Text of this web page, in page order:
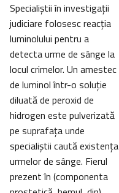
Specialiştii în investigaţii
judiciare folosesc reacţia
luminolului pentru a
detecta urme de sânge la
locul crimelor. Un amestec
de luminol într-o soluţie
diluată de peroxid de
hidrogen este pulverizată
pe suprafaţa unde
specialiştii caută existenţa
urmelor de sânge. Fierul
prezent în (componenta